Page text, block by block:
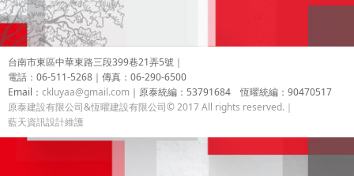
台南市東區中華東路三段399巷21弄5號｜
電話：06-511-5268｜傳真：06-290-6500
Email： ckluyaa@gmail.com ｜ 原泰統編：53791684 恆曜統編：90470517
原泰建設有限公司&恆曜建設有限公司© 2017 All rights reserved.｜
藍天資訊設計維護